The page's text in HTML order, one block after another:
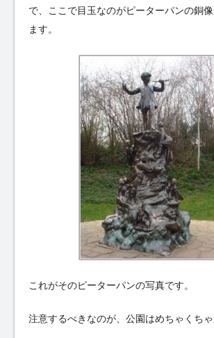
で、ここで目玉なのがピーターパンの銅
ます。
これがそのピーターパンの写真です。
注意するべきなのが、公園はめちゃくちゃ